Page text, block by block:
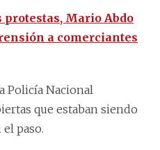
protestas, Mario Abdo
a comerciantes
Policía Nacional
que estaban siendo
paso.